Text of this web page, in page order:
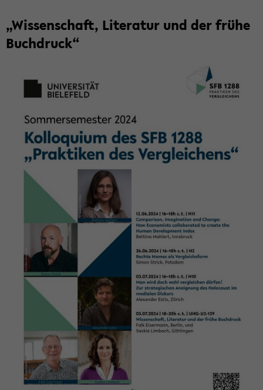
„Wis­sen­schaft, Li­te­ra­tur und der frühe
Buch­druck“